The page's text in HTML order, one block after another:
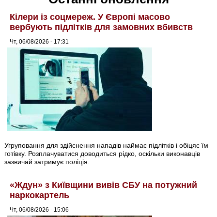
Кілери із соцмереж. У Європі масово
вербують підлітків для замовних вбивств
Чт, 06/08/2026 - 17:31
Угруповання для здійснення нападів наймає підлітків і обіцяє їм
готівку. Розплачуватися доводиться рідко, оскільки виконавців
зазвичай затримує поліція.
«Ждун» з Київщини вивів СБУ на потужний
наркокартель
Чт, 06/08/2026 - 15:06